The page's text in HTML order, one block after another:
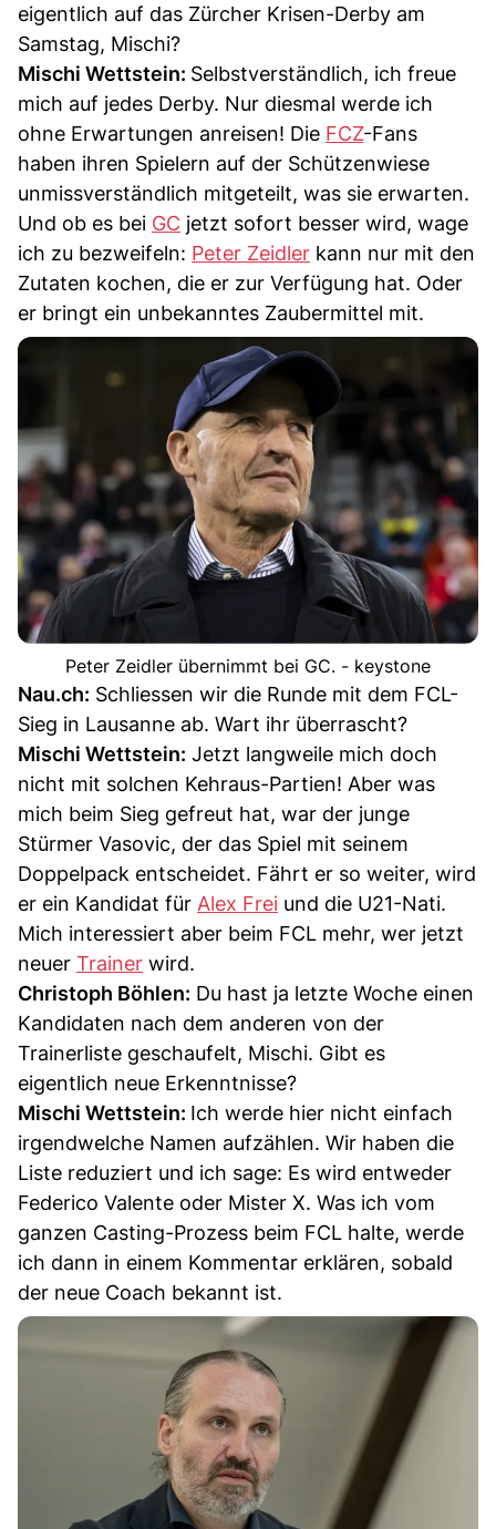
eigentlich auf das Zürcher Krisen-Derby am
Samstag, Mischi?
Mischi Wettstein: Selbstverständlich, ich freue
mich auf jedes Derby. Nur diesmal werde ich
ohne Erwartungen anreisen! Die FCZ-Fans
haben ihren Spielern auf der Schützenwiese
unmissverständlich mitgeteilt, was sie erwarten.
Und ob es bei GC jetzt sofort besser wird, wage
ich zu bezweifeln: Peter Zeidler kann nur mit den
Zutaten kochen, die er zur Verfügung hat. Oder
er bringt ein unbekanntes Zaubermittel mit.
Peter Zeidler übernimmt bei GC. - keystone
Nau.ch: Schliessen wir die Runde mit dem FCL-
Sieg in Lausanne ab. Wart ihr überrascht?
Mischi Wettstein: Jetzt langweile mich doch
nicht mit solchen Kehraus-Partien! Aber was
mich beim Sieg gefreut hat, war der junge
Stürmer Vasovic, der das Spiel mit seinem
Doppelpack entscheidet. Fährt er so weiter, wird
er ein Kandidat für Alex Frei und die U21-Nati.
Mich interessiert aber beim FCL mehr, wer jetzt
neuer Trainer wird.
Christoph Böhlen: Du hast ja letzte Woche einen
Kandidaten nach dem anderen von der
Trainerliste geschaufelt, Mischi. Gibt es
eigentlich neue Erkenntnisse?
Mischi Wettstein: Ich werde hier nicht einfach
irgendwelche Namen aufzählen. Wir haben die
Liste reduziert und ich sage: Es wird entweder
Federico Valente oder Mister X. Was ich vom
ganzen Casting-Prozess beim FCL halte, werde
ich dann in einem Kommentar erklären, sobald
der neue Coach bekannt ist.